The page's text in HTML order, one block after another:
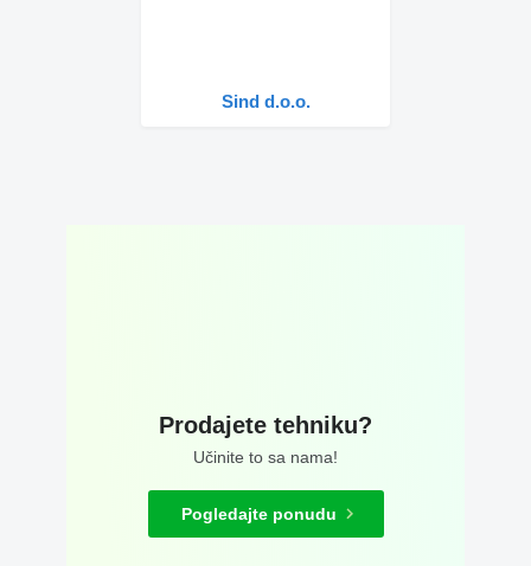
Sind d.o.o.
Prodajete tehniku?
Učinite to sa nama!
Pogledajte ponudu